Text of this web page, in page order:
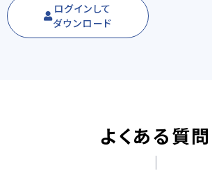
ログインして
ダウンロード
よくある質問